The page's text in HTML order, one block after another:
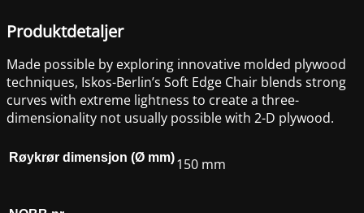
Produktdetaljer
Made possible by exploring innovative molded plywood
techniques, Iskos-Berlin’s Soft Edge Chair blends strong
curves with extreme lightness to create a three-
dimensionality not usually possible with 2-D plywood.
Røykrør dimensjon (Ø mm)150 mm